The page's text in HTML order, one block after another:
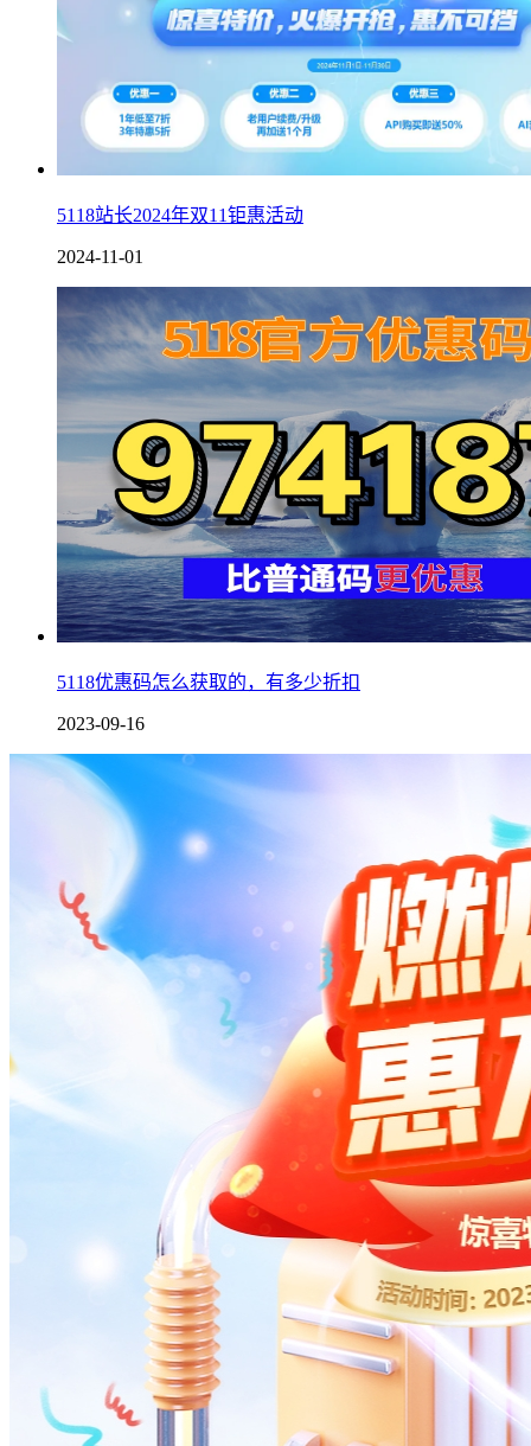
5118站长2024年双11钜惠活动
2024-11-01
5118优惠码怎么获取的，有多少折扣
2023-09-16